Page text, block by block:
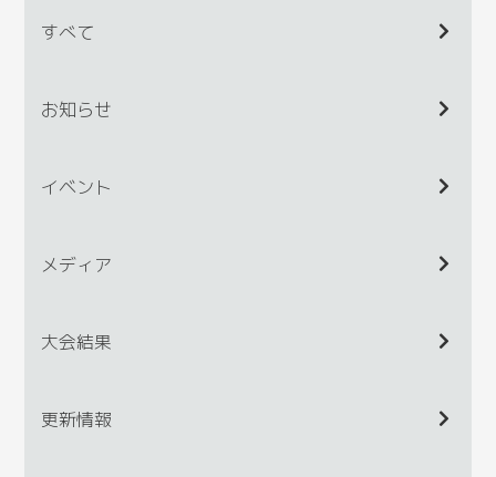
すべて
お知らせ
イベント
メディア
大会結果
更新情報